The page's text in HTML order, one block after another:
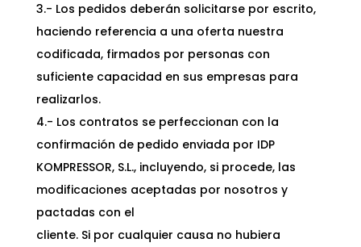
3.- Los pedidos deberán solicitarse por escrito,
haciendo referencia a una oferta nuestra
codificada, firmados por personas con
suficiente capacidad en sus empresas para
realizarlos.
4.- Los contratos se perfeccionan con la
confirmación de pedido enviada por IDP
KOMPRESSOR, S.L., incluyendo, si procede, las
modificaciones aceptadas por nosotros y
pactadas con el
cliente. Si por cualquier causa no hubiera